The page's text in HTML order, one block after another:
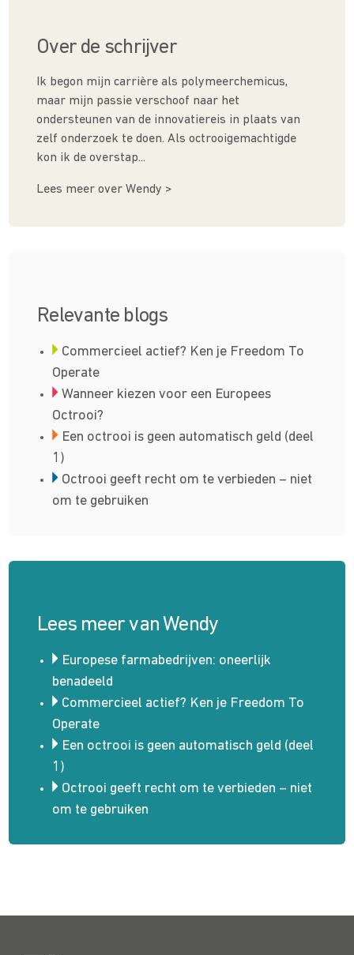
Over de schrijver
Ik begon mijn carrière als polymeerchemicus,
maar mijn passie verschoof naar het
ondersteunen van de innovatiereis in plaats van
zelf onderzoek te doen. Als octrooigemachtigde
kon ik de overstap...
Lees meer over Wendy >
Relevante blogs
Commerci­­eel actief? Ken je Freedom To
Operate
Wanneer kiezen voor een Europees
Octrooi?
Een octrooi is geen automa­­tisch geld (deel
1)
Octrooi geeft recht om te verbieden – niet
om te gebruiken
Lees meer van Wendy
Europese farmabedrijven: oneerlijk
benadeeld
Commerci­­eel actief? Ken je Freedom To
Operate
Een octrooi is geen automa­­tisch geld (deel
1)
Octrooi geeft recht om te verbieden – niet
om te gebruiken